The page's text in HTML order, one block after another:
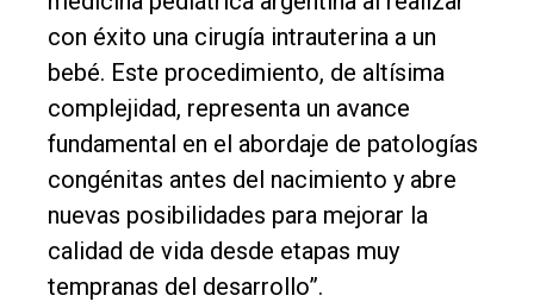
con éxito una cirugía intrauterina a un
bebé. Este procedimiento, de altísima
complejidad, representa un avance
fundamental en el abordaje de patologías
congénitas antes del nacimiento y abre
nuevas posibilidades para mejorar la
calidad de vida desde etapas muy
tempranas del desarrollo”.